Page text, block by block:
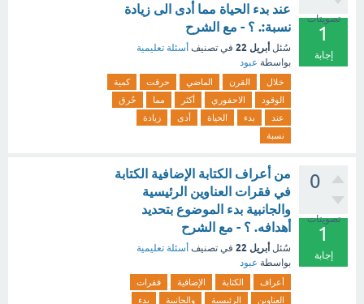
تصويتات
1
إجابة
عند بدء الحياة مما أدى الى زيادة
نسبة:. ؟ - مع الشرح
سُئل أبريل 22 في تصنيف أسئلة تعليمية
بواسطة عبود
خلال القرن الماضي حرقت
كمية
الوقود
الاحفوري أكثر مما
حُرق
عند
بدء الحياة أدى
زيادة
نسبة
0
تصويتات
1
إجابة
من أعراف الكتابة الإضافية الكتابة
في فقرات العناوين الرئيسية
والجانبية بدء الموضوع بتحديد
أهدافه. ؟ - مع الشرح
سُئل أبريل 22 في تصنيف أسئلة تعليمية
بواسطة عبود
أعراف الكتابة الإضافية
فقرات
العناوين
الرئيسية والجانبية بدء